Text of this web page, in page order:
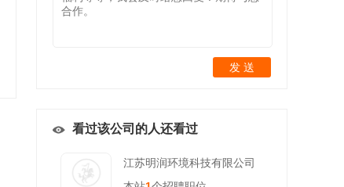
发 送
看过该公司的人还看过
江苏明润环境科技有限公司